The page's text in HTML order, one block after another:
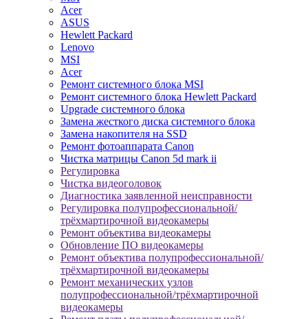
Acer
ASUS
Hewlett Packard
Lenovo
MSI
Acer
Ремонт системного блока MSI
Ремонт системного блока Hewlett Packard
Upgrade системного блока
Замена жесткого диска системного блока
Замена накопителя на SSD
Ремонт фотоаппарата Canon
Чистка матрицы Canon 5d mark ii
Регулировка
Чистка видеоголовок
Диагностика заявленной неисправности
Регулировка полупрофессиональной/
трёхмартирочной видеокамеры
Ремонт объектива видеокамеры
Обновление ПО видеокамеры
Ремонт объектива полупрофессиональной/
трёхмартирочной видеокамеры
Ремонт механических узлов
полупрофессиональной/трёхмартирочной
видеокамеры